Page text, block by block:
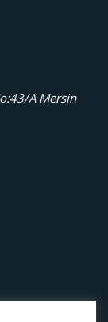
A Mersin